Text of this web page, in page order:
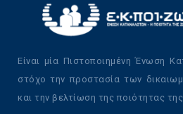
Είναι μία Πιστοποιημένη Ένωση
στόχο την προστασία των
και την βελτίωση της ποιότητας